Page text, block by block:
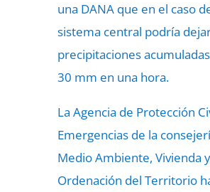
una DANA que en el caso
sistema central podría
precipitaciones
30 mm en una hora.
La Agencia de Protección
Emergencias de la
Medio Ambiente, Vivienda y
Ordenación del Territorio